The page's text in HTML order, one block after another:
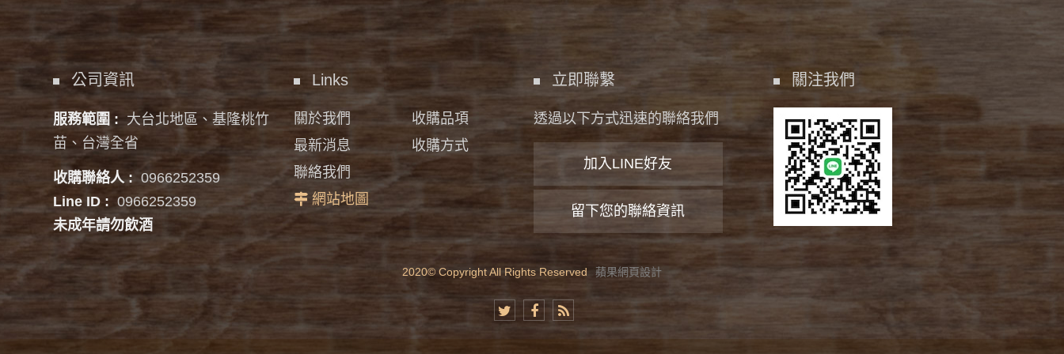
公司資訊
服務範圍 : 大台北地區、基隆桃竹
苗、台灣全省
收購聯絡人 : 0966252359
Line ID : 0966252359
未成年請勿飲酒
Links
關於我們
收購品項
最新消息
收購方式
聯絡我們
網站地圖
立即聯繫
透過以下方式迅速的聯絡我們
加入LINE好友
留下您的聯絡資訊
關注我們
2020© Copyright All Rights Reserved 蘋果網頁設計